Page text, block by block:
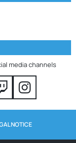
media channels
NOTICE